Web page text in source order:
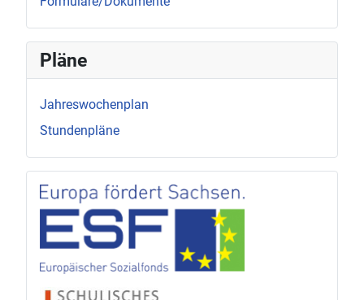
Pläne
Jahreswochenplan
Stundenpläne